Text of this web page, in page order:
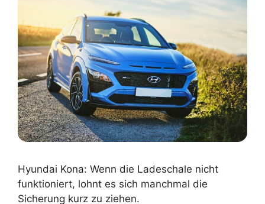
Hyundai Kona: Wenn die Ladeschale nicht
funktioniert, lohnt es sich manchmal die
Sicherung kurz zu ziehen.